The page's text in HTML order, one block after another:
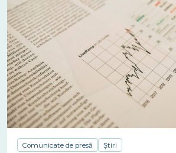
Comunicate de presă Știri